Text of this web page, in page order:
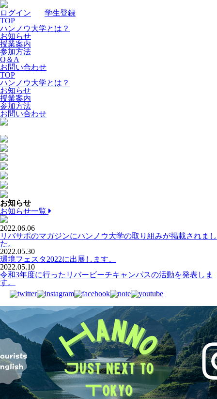
ログイン
学生登録
TOP
ハンノウ大学とは？
お知らせ
授業案内
参加方法
Q＆A
お問い合わせ
TOP
ハンノウ大学とは？
お知らせ
授業案内
参加方法
お問い合わせ
お知らせ
お知らせ一覧
2022.06.06
リバサポのマガジンにハンノウ大学の取り組みが掲載されまし
た。
2022.05.30
環境フェスタ2022に出展します。
2022.05.10
令和3年度に行ったリバービーチキャンパスの活動を発表しま
す。